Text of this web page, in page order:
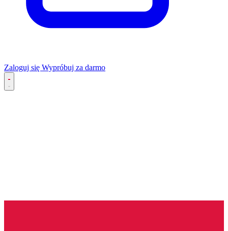
Zaloguj się Wypróbuj za darmo